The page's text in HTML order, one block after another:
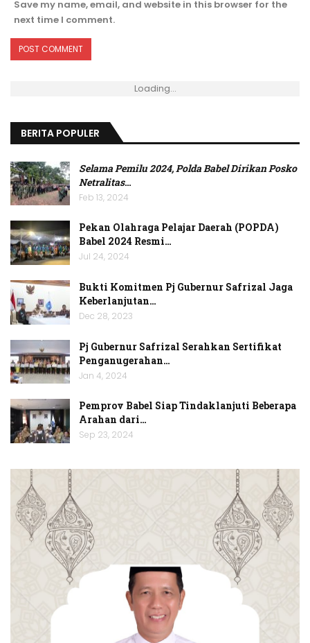
Save my name, email, and website in this browser for the
next time I comment.
Loading...
BERITA POPULER
Selama Pemilu 2024, Polda Babel Dirikan Posko
Netralitas…
Feb 13, 2024
Pekan Olahraga Pelajar Daerah (POPDA)
Babel 2024 Resmi…
Jul 24, 2024
Bukti Komitmen Pj Gubernur Safrizal Jaga
Keberlanjutan…
Dec 28, 2023
Pj Gubernur Safrizal Serahkan Sertifikat
Penganugerahan…
Jan 4, 2024
Pemprov Babel Siap Tindaklanjuti Beberapa
Arahan dari…
Sep 23, 2024